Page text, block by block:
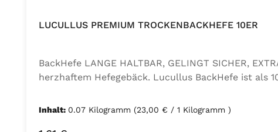
LUCULLUS PREMIUM TROCKENBACKHEFE 10ER
BackHefe LANGE HALTBAR, GELINGT SICHER,
herzhaftem Hefegebäck. Lucullus BackHefe ist als
Inhalt: 0.07 Kilogramm (23,00 € / 1 Kilogramm )